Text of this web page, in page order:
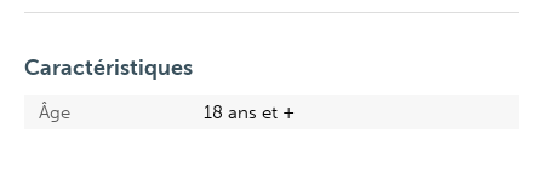
Caractéristiques
Âge 18 ans et +